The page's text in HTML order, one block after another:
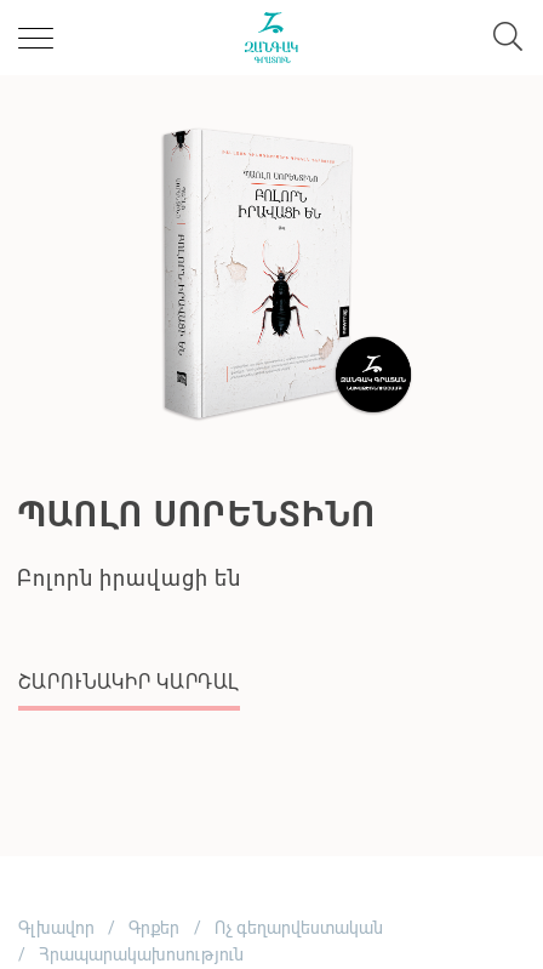
ՊԱՈԼՈ ՍՈՐԵՆՏԻՆՈ
Բոլորն իրավացի են
ՇԱՐՈՒՆԱԿԻՐ ԿԱՐԴԱԼ
Գլխավոր Գրքեր
Ոչ գեղարվեստական
Հրապարակախոսություն